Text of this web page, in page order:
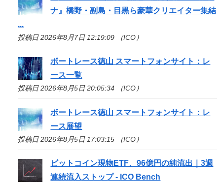
ナ』橋野・副島・目黒ら豪華クリエイター集結
...
投稿日 2026年8月7日 12:19:09 （ICO）
ボートレース徳山 スマートフォンサイト：レ
ース一覧
投稿日 2026年8月5日 20:05:34 （ICO）
ボートレース徳山 スマートフォンサイト：レ
ース展望
投稿日 2026年8月5日 17:03:15 （ICO）
ビットコイン現物ETF、96億円の純流出｜3週
連続流入ストップ - ICO Bench